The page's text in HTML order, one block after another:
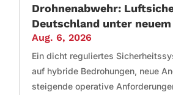
Drohnenabwehr:
Deutschland unter
Aug. 6, 2026
Ein dicht reguliertes
auf hybride Bedrohungen, neue
steigende operative